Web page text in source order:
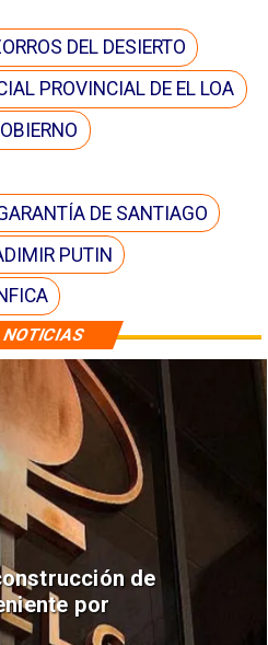
DEL DESIERTO
PROVINCIAL DE EL LOA
DE SANTIAGO
PUTIN
de
por